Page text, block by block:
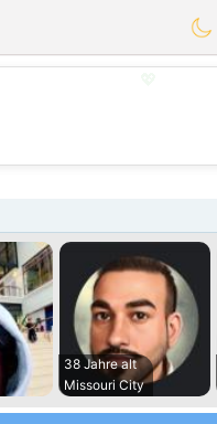
38 Jahre alt
Missouri City